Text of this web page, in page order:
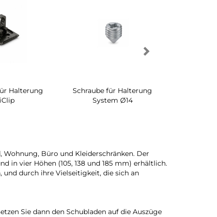
Halterung
Schraube für Halterung
System Ø14
Büro und Kleiderschränken. Der
in vier Höhen (105, 138 und 185 mm) erhältlich.
und durch ihre Vielseitigkeit, die sich an
Sie dann den Schubladen auf die Auszüge